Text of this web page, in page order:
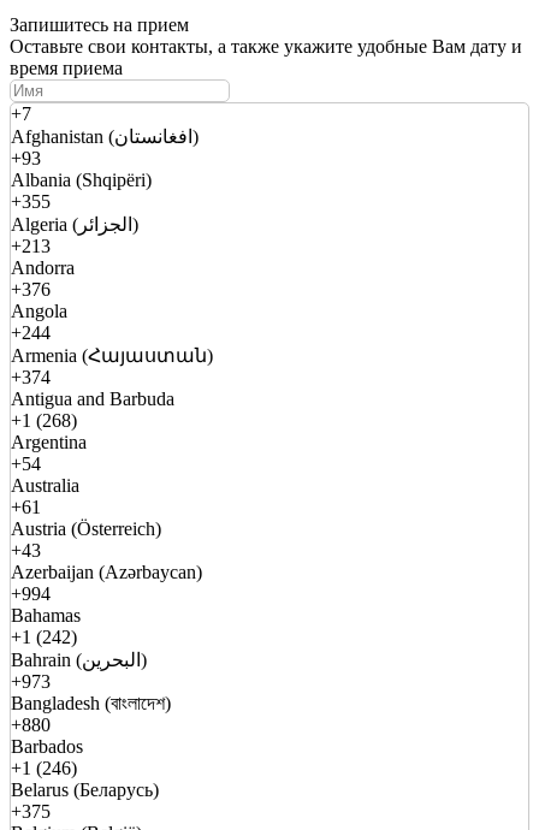
Запишитесь на прием
Оставьте свои контакты, а также укажите удобные Вам дату и
время приема
+7
Afghanistan (افغانستان)
+93
Albania (Shqipëri)
+355
Algeria (الجزائر)
+213
Andorra
+376
Angola
+244
Armenia (Հայաստան)
+374
Antigua and Barbuda
+1 (268)
Argentina
+54
Australia
+61
Austria (Österreich)
+43
Azerbaijan (Azərbaycan)
+994
Bahamas
+1 (242)
Bahrain (البحرين)
+973
Bangladesh (বাংলাদেশ)
+880
Barbados
+1 (246)
Belarus (Беларусь)
+375